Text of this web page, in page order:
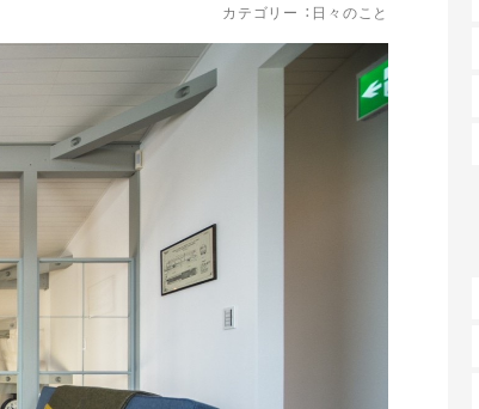
カテゴリー ： 日々のこと